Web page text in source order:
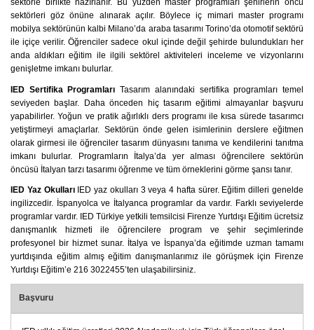
sektörle birlikte hazırlanır. Bu yüzden master programları şehirlerin öncü
sektörleri göz önüne alınarak açılır. Böylece iç mimari master programı
mobilya sektörünün kalbi Milano’da araba tasarımı Torino’da otomotif sektörü
ile içiçe verilir. Öğrenciler sadece okul içinde değil şehirde bulundukları her
anda aldıkları eğitim ile ilgili sektörel aktiviteleri inceleme ve vizyonlarını
genişletme imkanı bulurlar.
IED Sertifika Programları Tasarım alanındaki sertifika programları temel
seviyeden başlar. Daha önceden hiç tasarım eğitimi almayanlar başvuru
yapabilirler. Yoğun ve pratik ağırlıklı ders programı ile kısa sürede tasarımcı
yetiştirmeyi amaçlarlar. Sektörün önde gelen isimlerinin derslere eğitmen
olarak girmesi ile öğrenciler tasarım dünyasını tanıma ve kendilerini tanıtma
imkanı bulurlar. Programların İtalya’da yer alması öğrencilere sektörün
öncüsü İtalyan tarzı tasarımı öğrenme ve tüm örneklerini görme şansı tanır.
IED Yaz OkullarıIED yaz okulları 3 veya 4 hafta sürer. Eğitim dilleri genelde
ingilizcedir. İspanyolca ve İtalyanca programlar da vardır. Farklı seviyelerde
programlar vardır. IED Türkiye yetkili temsilcisi Firenze Yurtdışı Eğitim ücretsiz
danışmanlık hizmeti ile öğrencilere program ve şehir seçimlerinde
profesyonel bir hizmet sunar. İtalya ve İspanya’da eğitimde uzman tamamı
yurtdışında eğitim almış eğitim danışmanlarımız ile görüşmek için Firenze
Yurtdışı Eğitim’e 216 3022455’ten ulaşabilirsiniz
Başvuru